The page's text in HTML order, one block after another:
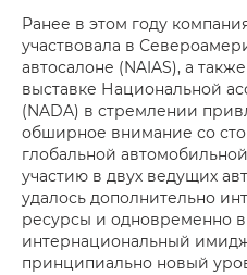
Ранее в этом году
участвовала в
автосалоне (NAIAS), а
выставке Национальной
(NADA) в стремлении
обширное внимание со
глобальной
участию в двух ведущих
удалось дополнительно
ресурсы и одновременно
интернациональный
принципиально новый